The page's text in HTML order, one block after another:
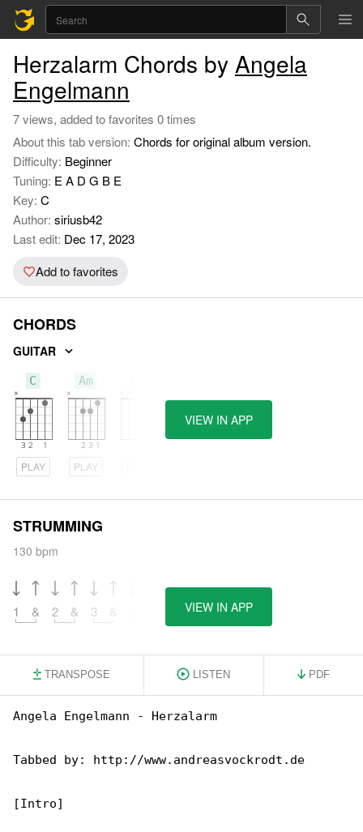
Herzalarm Chords by Angela
Engelmann
7 views, added to favorites 0 times
About this tab version: Chords for original album version.
Difficulty: Beginner
Tuning: E A D G B E
Key: C
Author: siriusb42
Last edit: Dec 17, 2023
Add to favorites
CHORDS
GUITAR
C
PLAY
Am
PLAY
VIEW IN APP
STRUMMING
130 bpm
1 & 2 & 3 VIEW IN APP
TRANSPOSE LISTEN PDF
Angela Engelmann - Herzalarm
Tabbed by: http://www.andreasvockrodt.de
[Intro]